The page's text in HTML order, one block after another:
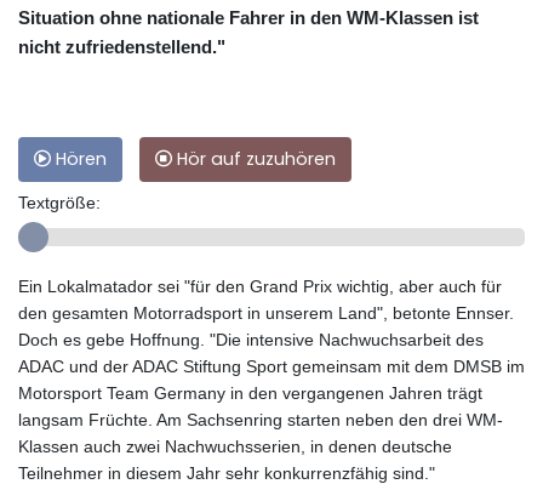
Situation ohne nationale Fahrer in den WM-Klassen ist
nicht zufriedenstellend."
Hören Hör auf zuzuhören
Textgröße:
Ein Lokalmatador sei "für den Grand Prix wichtig, aber auch für
den gesamten Motorradsport in unserem Land", betonte Ennser.
Doch es gebe Hoffnung. "Die intensive Nachwuchsarbeit des
ADAC und der ADAC Stiftung Sport gemeinsam mit dem DMSB im
Motorsport Team Germany in den vergangenen Jahren trägt
langsam Früchte. Am Sachsenring starten neben den drei WM-
Klassen auch zwei Nachwuchsserien, in denen deutsche
Teilnehmer in diesem Jahr sehr konkurrenzfähig sind."